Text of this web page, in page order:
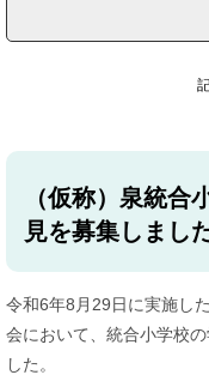
（仮称）泉統合
見を募集しまし
令和6年8月29日に実施し
会において、統合小学校
した。